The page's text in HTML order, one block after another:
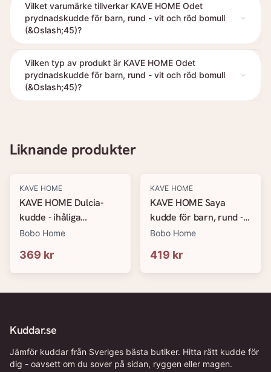
Vilket varumärke tillverkar KAVE HOME Odet
prydnadskudde för barn, rund - vit och röd bomull
(&Oslash;45)?
Vilken typ av produkt är KAVE HOME Odet
prydnadskudde för barn, rund - vit och röd bomull
(&Oslash;45)?
Liknande produkter
KAVE HOME
KAVE HOME Dulcia-
kudde - ihåliga
silikonfibrer, vit bomull
Bobo Home
369 kr
KAVE HOME
KAVE HOME Saya
kudde för barn, rund -
vit och blå bomull
Bobo Home
419 kr
Kuddar.se
Jämför kuddar från Sveriges bästa butiker. Hitta rätt kudde för
dig - oavsett om du sover på sidan, ryggen eller magen.